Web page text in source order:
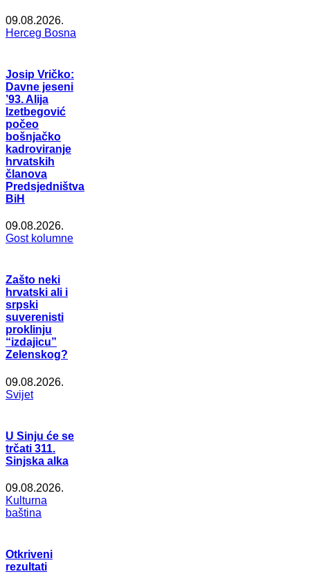
09.08.2026.
Herceg Bosna
Josip Vričko:
Davne jeseni
’93. Alija
Izetbegović
počeo
bošnjačko
kadroviranje
hrvatskih
članova
Predsjedništva
BiH
09.08.2026.
Gost kolumne
Zašto neki
hrvatski ali i
srpski
suverenisti
proklinju
“izdajicu”
Zelenskog?
09.08.2026.
Svijet
U Sinju će se
trčati 311.
Sinjska alka
09.08.2026.
Kulturna
baština
Otkriveni
rezultati